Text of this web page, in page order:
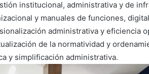
institucional, administrativa y de
y manuales de funciones,
administrativa y eficiencia
de la normatividad y
y simplificación administrativa.